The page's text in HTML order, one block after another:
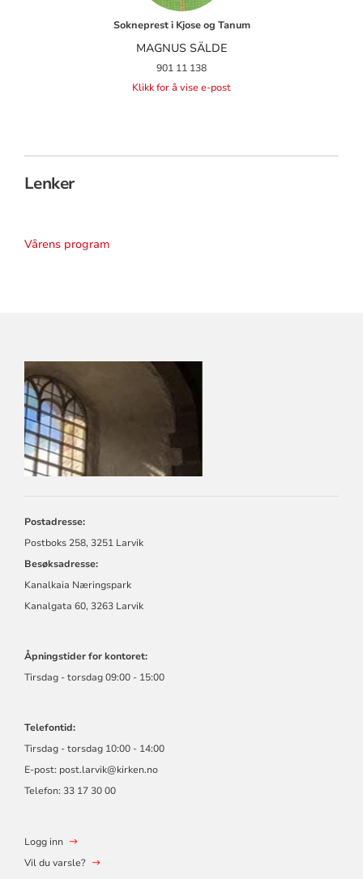
Sokneprest i Kjose og Tanum
MAGNUS SÄLDE
901 11 138
Klikk for å vise e-post
Lenker
Vårens program
Postadresse:
Postboks 258, 3251 Larvik
Besøksadresse:
Kanalkaia Næringspark
Kanalgata 60, 3263 Larvik
Åpningstider for kontoret:
Tirsdag - torsdag 09:00 - 15:00
Telefontid:
Tirsdag - torsdag 10:00 - 14:00
E-post: post.larvik@kirken.no
Telefon: 33 17 30 00
Logg inn
Vil du varsle?